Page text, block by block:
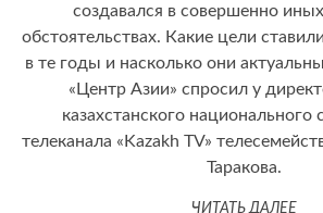
создавался в совершенно
обстоятельствах. Какие цели
в те годы и насколько они
«Центр Азии» спросил у
казахстанского национального
телеканала «Kazakh TV»
Таракова.
ЧИТАТЬ ДАЛЕЕ